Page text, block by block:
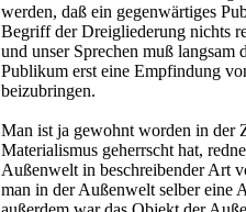
werden, daß ein gegenwärtiges
Begriff der Dreigliederung nichts
und unser Sprechen muß langsam
Publikum erst eine Empfindung
beizubringen.
Man ist ja gewohnt worden in der
Materialis­mus geherrscht hat,
Außenwelt in beschrei­bender Art
man in der Außenwelt selber eine